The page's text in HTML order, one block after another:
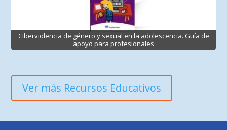
Ciberviolencia de género y sexual en la adolescencia. Guía de
apoyo para profesionales
Ver más Recursos Educativos